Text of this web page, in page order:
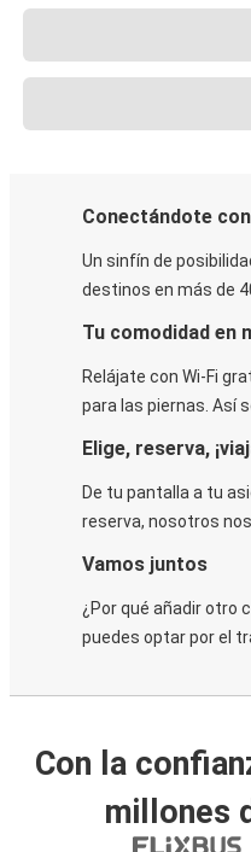
Conectándote
Un sinfín de
destinos en más de
Tu comodidad en
Relájate con Wi-Fi
para las piernas. Así
Elige, reserva,
De tu pantalla a tu
reserva, nosotros
Vamos juntos
¿Por qué añadir otro
puedes optar por el
Con la
millones